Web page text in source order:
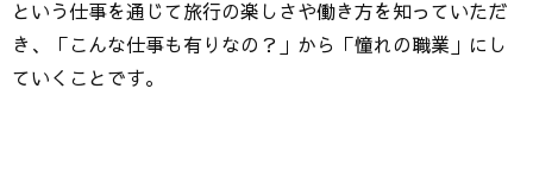
という仕事を通じて旅行の楽しさや働き方を知っていただ
き、「こんな仕事も有りなの？」から「憧れの職業」にし
ていくことです。